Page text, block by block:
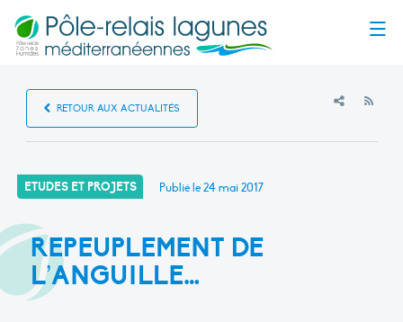
RETOUR AUX ACTUALITÉS
ETUDES ET PROJETS Publié le24 mai 2017
REPEUPLEMENT DE
L’ANGUILLE…